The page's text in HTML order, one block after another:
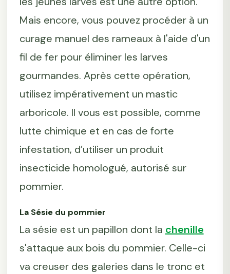
Mais encore, vous pouvez procéder à un
curage manuel des rameaux à l'aide d'un
fil de fer pour éliminer les larves
gourmandes. Après cette opération,
utilisez impérativement un mastic
arboricole. Il vous est possible, comme
lutte chimique et en cas de forte
infestation, d’utiliser un produit
insecticide homologué, autorisé sur
pommier.
La Sésie du pommier
La sésie est un papillon dont la chenille
s'attaque aux bois du pommier. Celle-ci
va creuser des galeries dans le tronc et